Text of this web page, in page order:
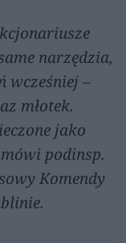
narzędzia,
wcześniej –
młotek.
jako
podinsp.
Komendy